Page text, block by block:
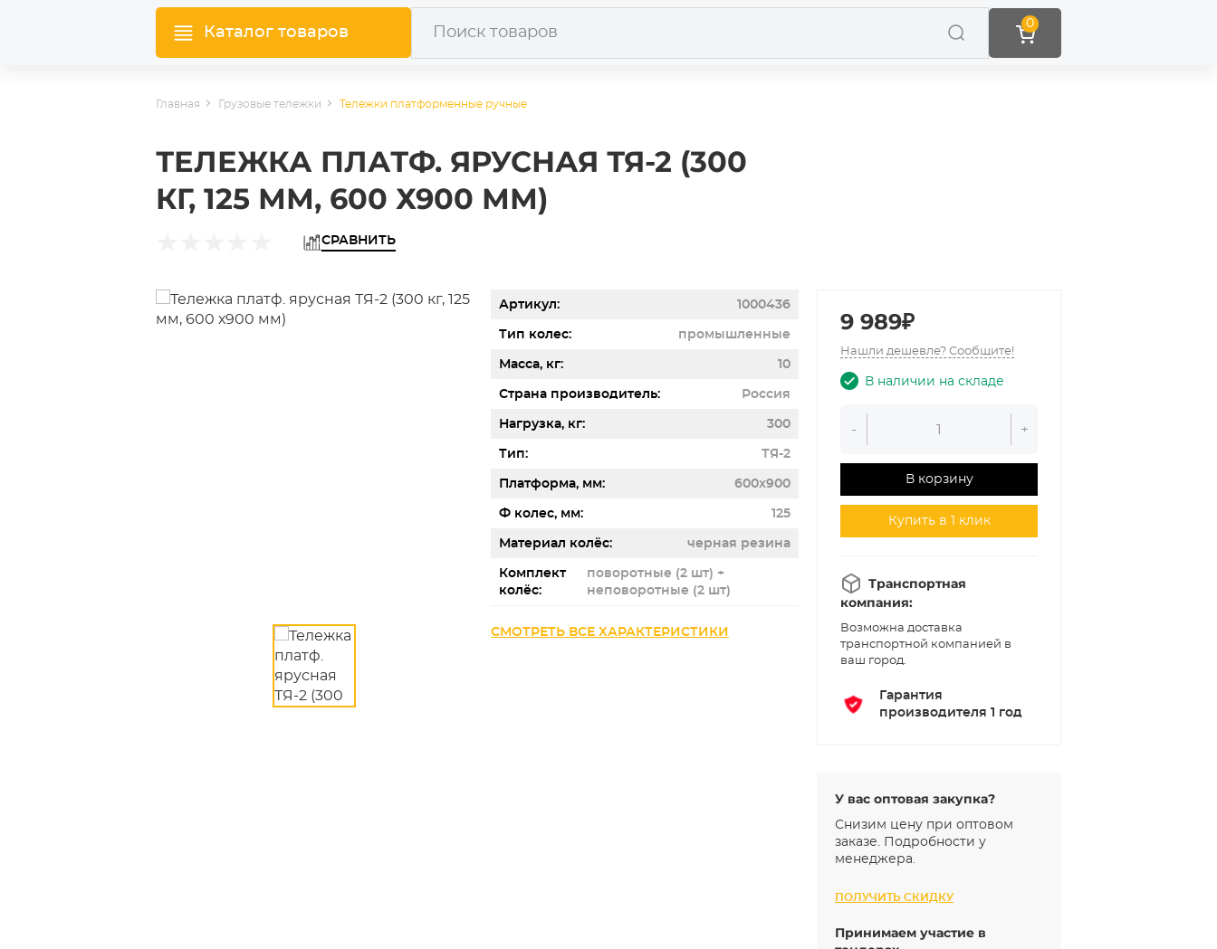
Каталог товаров
0
Главная Грузовые тележки Тележки платформенные ручные
ТЕЛЕЖКА ПЛАТФ. ЯРУСНАЯ ТЯ-2 (300
КГ, 125 ММ, 600 Х900 ММ)
СРАВНИТЬ
Артикул 1000436
Тип колес промышленные
Масса, кг 10
Страна производитель Россия
Нагрузка, кг 300
Тип ТЯ-2
Платформа, мм 600x900
Ф колес, мм 125
Материал колёс черная резина
Комплект
колёс
поворотные (2 шт) +
неповоротные (2 шт)
СМОТРЕТЬ ВСЕ ХАРАКТЕРИСТИКИ
9 989₽
Нашли дешевле? Сообщите!
В наличии на складе
- +
В корзину
Купить в 1 клик
Транспортная
компания:
Возможна доставка
транспортной компанией в
ваш город.
Гарантия
производителя 1 год
У вас оптовая закупка?
Снизим цену при оптовом
заказе. Подробности у
менеджера.
ПОЛУЧИТЬ СКИДКУ
Принимаем участие в